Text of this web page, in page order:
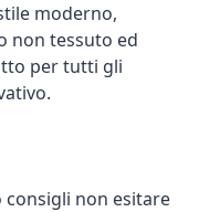
moderno,
non tessuto ed
per tutti gli
non esitare